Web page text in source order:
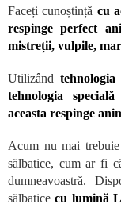
Faceți cunoștință cu
respinge perfect
mistreții, vulpile,
Utilizând
tehnologia
aceasta respinge
Acum nu mai
sălbatice, cum ar fi
dumneavoastră.
sălbaticecu lumină